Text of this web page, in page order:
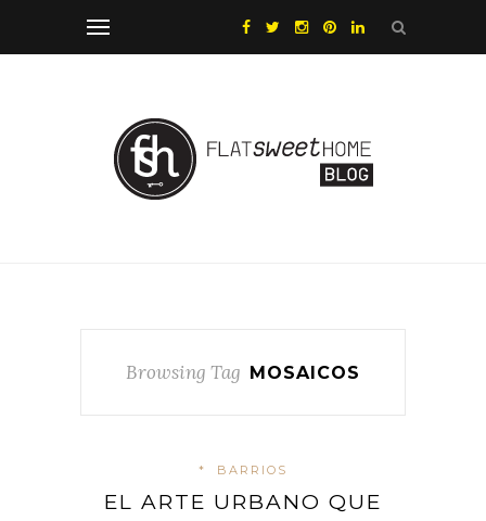
Browsing Tag MOSAICOS
* BARRIOS
EL ARTE URBANO QUE